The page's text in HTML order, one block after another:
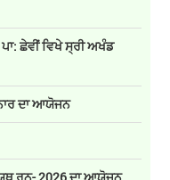
ਛੇਵੀਂ ਵਿਖੇ ਸ੍ਰੀ ਅਖੰਡ
ਦਾ ਆਯੋਜਨ